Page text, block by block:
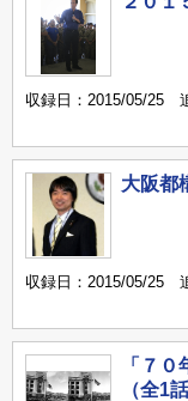
収録日：2015/05/25
大阪都
収録日：2015/05/25
「７
（全1話